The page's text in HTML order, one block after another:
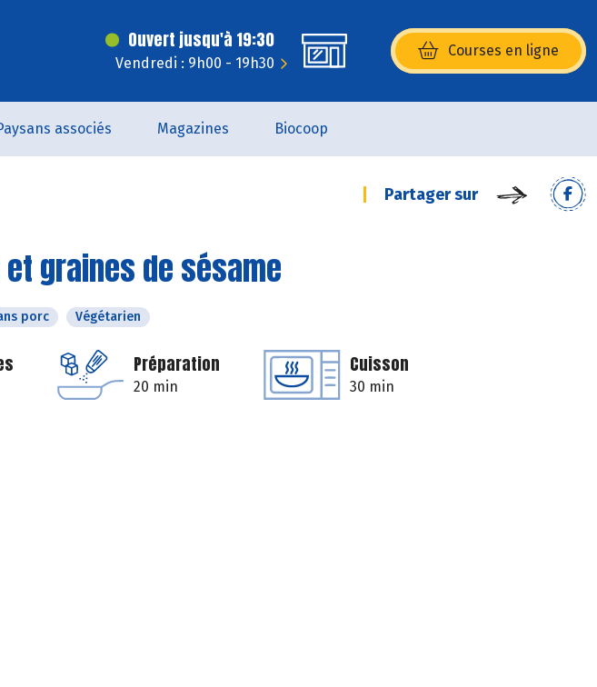
Ouvert jusqu'à 19:30
Vendredi : 9h00 - 19h30
Courses en ligne
(s’ouvre dans une nouvelle
associés Magazines Biocoop
Partager sur
graines de sésame
porc Végétarien
Préparation
20 min
Cuisson
30 min